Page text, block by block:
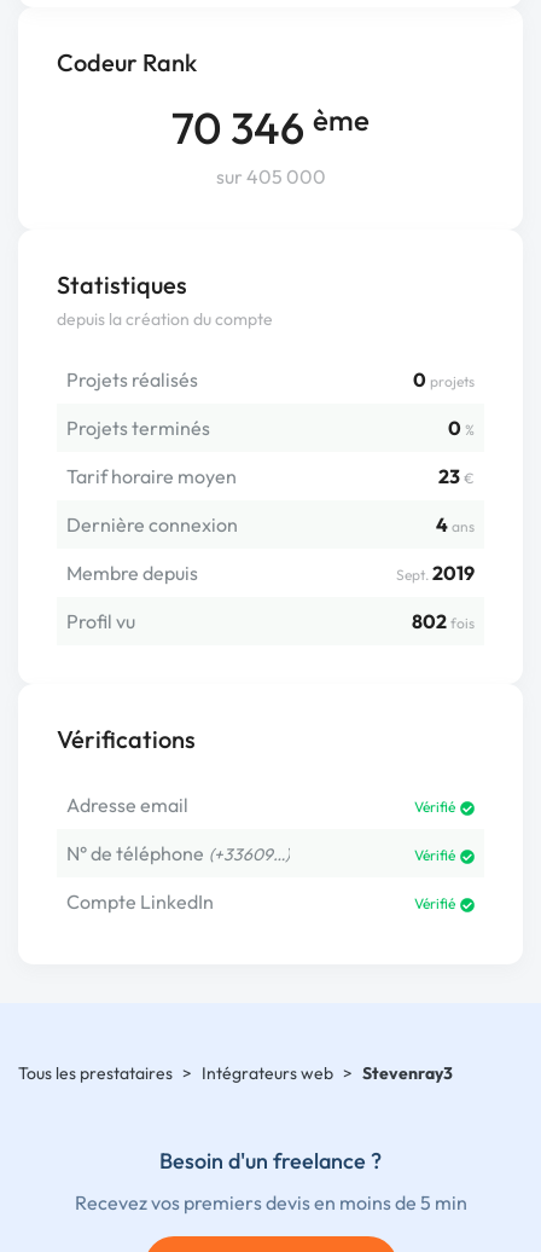
Codeur Rank
70 346 ème
sur 405 000
Statistiques
depuis la création du compte
Projets réalisés 0 projets
Projets terminés 0 %
Tarif horaire moyen 23 €
Dernière connexion 4 ans
Membre depuis Sept. 2019
Profil vu
802 fois
Vérifications
Adresse email Vérifié
N° de téléphone (+33609…) Vérifié
Compte LinkedIn Vérifié
Tous les prestataires > Intégrateurs web > Stevenray3
Besoin d'un freelance ?
Recevez vos premiers devis en moins de 5 min